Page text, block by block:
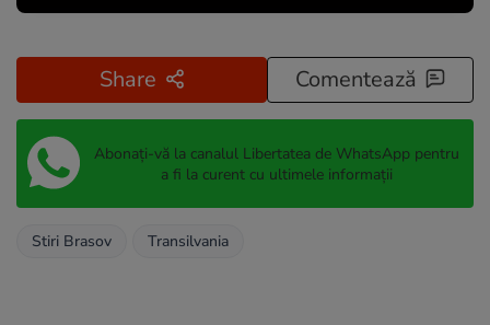
Share Comentează
Abonați-vă la canalul Libertatea de WhatsApp pentru
a fi la curent cu ultimele informații
Stiri Brasov Transilvania